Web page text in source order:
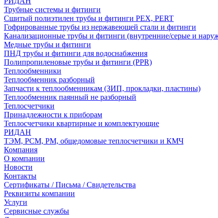
Трубные системы и фитинги
Сшитый полиэтилен трубы и фитинги PEX, PERT
Гофрированные трубы из нержавеющей стали и фитинги
Канализационные трубы и фитинги (внутренние/серые и
Медные трубы и фитинги
ПНД трубы и фитинги для водоснабжения
Полипропиленовые трубы и фитинги (PPR)
Теплообменники
Теплообменник разборный
Запчасти к теплообменникам (ЗИП, прокладки, пластины)
Теплообменник паянный не разборный
Теплосчетчики
Принадлежности к приборам
Теплосчетчики квартирные и комплектующие
РИДАН
ТЭМ, РСМ, РМ, общедомовые теплосчетчики и КМЧ
Компания
О компании
Новости
Контакты
Сертификаты / Письма / Свидетельства
Реквизиты компании
Услуги
Сервисные службы